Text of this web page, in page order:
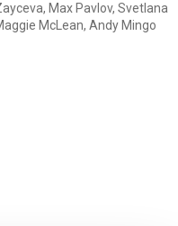
Max Pavlov, Svetlana
McLean, Andy Mingo